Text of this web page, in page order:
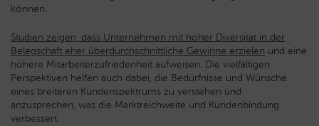
können.
Studien zeigen, dass Unternehmen mit hoher Diversität in der
Belegschaft eher überdurchschnittliche Gewinne erzielen und eine
höhere Mitarbeiterzufriedenheit aufweisen. Die vielfältigen
Perspektiven helfen auch dabei, die Bedürfnisse und Wünsche
eines breiteren Kundenspektrums zu verstehen und
anzusprechen, was die Marktreichweite und Kundenbindung
verbessert.